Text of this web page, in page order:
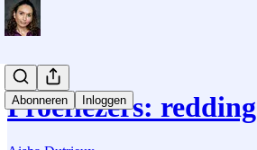
Abonneren Inloggen
Proeflezers: